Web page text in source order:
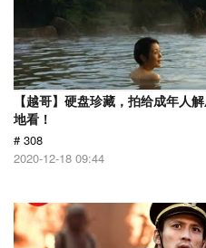
【越哥】硬盘珍藏，拍给成年人
地看！
# 308
2020-12-18 09:44